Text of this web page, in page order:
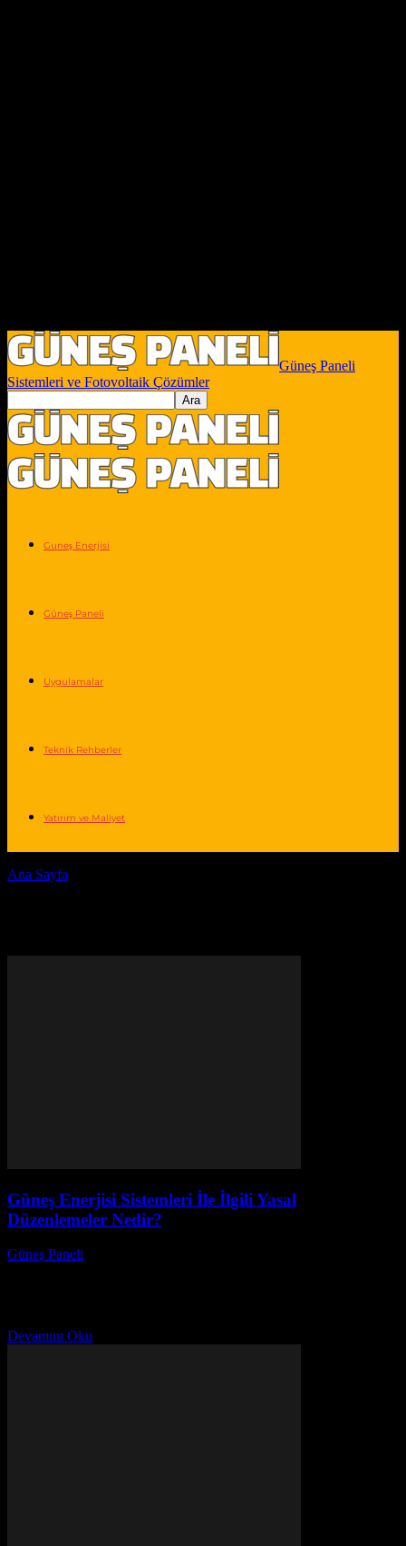
Güneş Paneli
Sistemleri ve Fotovoltaik Çözümler
Guneş Enerjisi
Güneş Paneli
Uygulamalar
Teknik Rehberler
Yatırım ve Maliyet
Ana Sayfa
Güneş Enerjisi Sistemleri İle İlgili Yasal
Düzenlemeler Nedir?
Güneş Paneli
Devamını Oku